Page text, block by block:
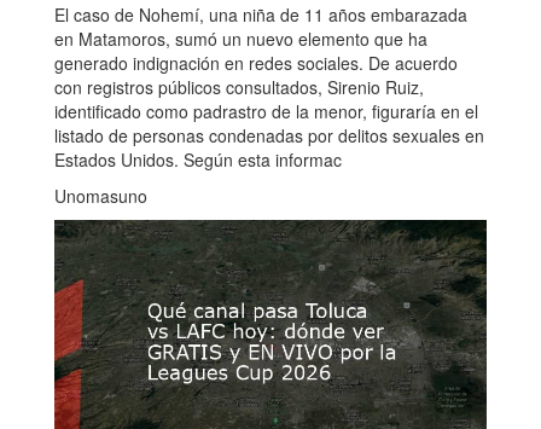
El caso de Nohemí, una niña de 11 años embarazada
en Matamoros, sumó un nuevo elemento que ha
generado indignación en redes sociales. De acuerdo
con registros públicos consultados, Sirenio Ruiz,
identificado como padrastro de la menor, figuraría en el
listado de personas condenadas por delitos sexuales en
Estados Unidos. Según esta informac
Unomasuno